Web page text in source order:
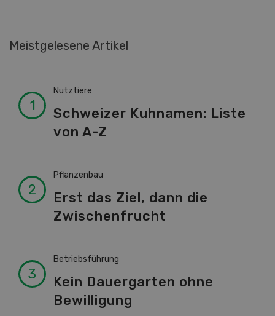
Meistgelesene Artikel
Nutztiere
Schweizer Kuhnamen: Liste
von A-Z
Pflanzenbau
Erst das Ziel, dann die
Zwischenfrucht
Betriebsführung
Kein Dauergarten ohne
Bewilligung